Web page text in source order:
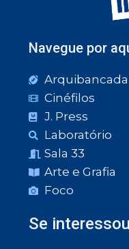
Navegue por
Arquibancada
Cinéfilos
J. Press
Laboratório
Sala 33
Arte e Grafia
Foco
Se